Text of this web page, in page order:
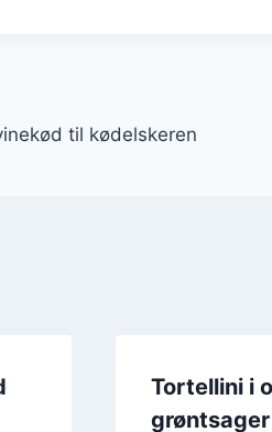
til kødelskeren
Tortellini i
grøntsager